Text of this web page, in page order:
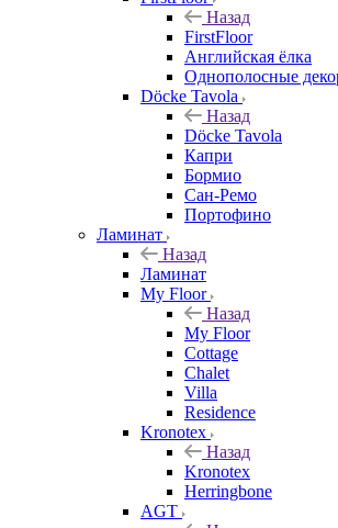
Назад
FirstFloor
Английская ёлка
Однополосные
Döcke Tavola
Назад
Döcke Tavola
Капри
Бормио
Сан-Ремо
Портофино
Ламинат
Назад
Ламинат
My Floor
Назад
My Floor
Cottage
Chalet
Villa
Residence
Kronotex
Назад
Kronotex
Herringbone
AGT